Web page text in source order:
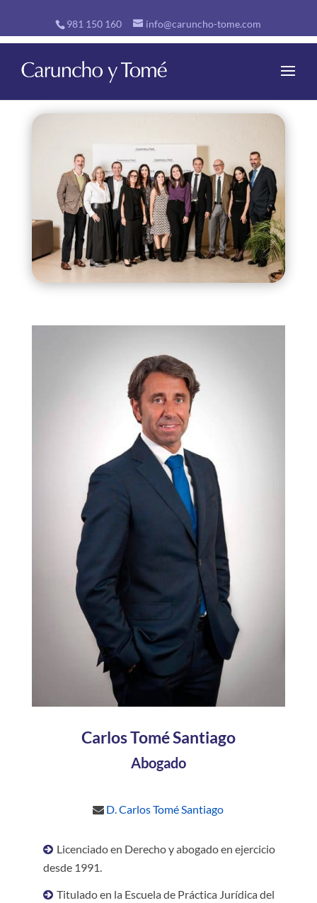
981 150 160 info@caruncho-tome.com
Carlos Tomé Santiago
Abogado
D. Carlos Tomé Santiago
Licenciado en Derecho y abogado en ejercicio
desde 1991.
Titulado en la Escuela de Práctica Jurídica del